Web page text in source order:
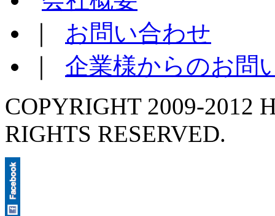
お問い合わせ
企業様からのお問
COPYRIGHT 2009-2012
RIGHTS RESERVED.